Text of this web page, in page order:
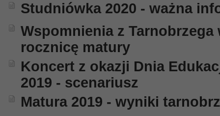
Studniówka 2020 - ważna
Wspomnienia z Tarnobrzega
rocznicę matury
Koncert z okazji Dnia
2019 - scenariusz
Matura 2019 - wyniki